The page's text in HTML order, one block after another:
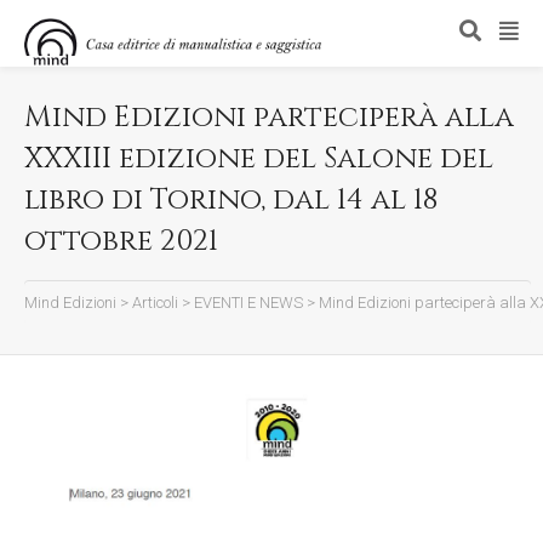
Mind Edizioni parteciperà alla
XXXIII edizione del Salone del
libro di Torino, dal 14 al 18
ottobre 2021
Mind Edizioni > Articoli > EVENTI E NEWS > Mind Edizioni parteciperà alla